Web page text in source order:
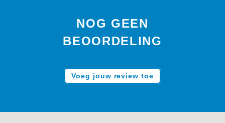
NOG GEEN
BEOORDELING
Voeg jouw review toe